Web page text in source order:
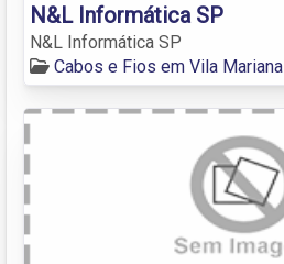
N&L Informática SP
N&L Informática SP
Cabos e Fios em Vila Mariana